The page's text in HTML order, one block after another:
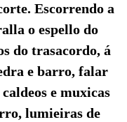
Escorrendo a
o espello do
do trasacordo, á
e barro, falar
e muxicas
lumieiras de